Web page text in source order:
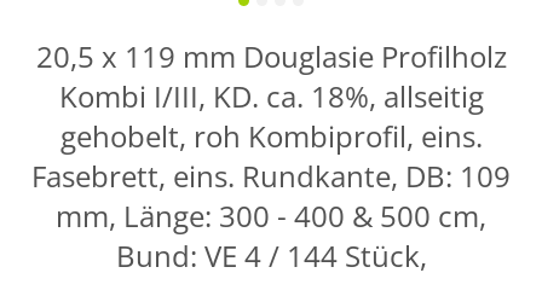
20,5 x 119 mm Douglasie Profilholz
Kombi I/III, KD. ca. 18%, allseitig
gehobelt, roh Kombiprofil, eins.
Fasebrett, eins. Rundkante, DB: 109
mm, Länge: 300 - 400 & 500 cm,
Bund: VE 4 / 144 Stück,